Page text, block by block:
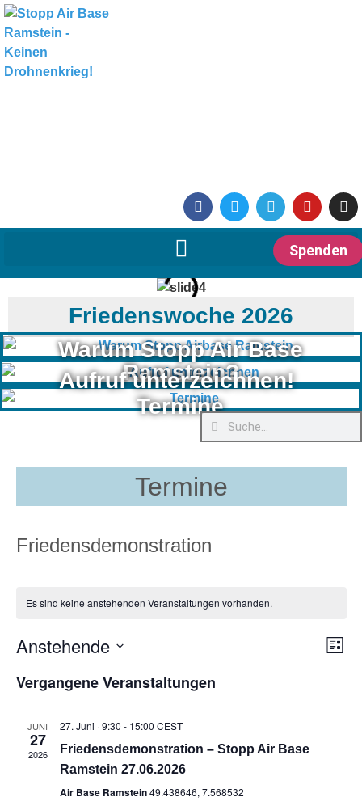
Spenden
Friedenswoche 2026
Warum Stopp Air Base
Ramstein?
Aufruf unterzeichnen!
Termine
Termine
Friedensdemonstration
Es sind keine anstehenden Veranstaltungen vorhanden.
Liste
Anstehende
wählen.
Vergangene Veranstaltungen
JUNI
27
2026
27. Juni · 9:30 - 15:00 CEST
Friedensdemonstration – Stopp Air Base
Ramstein 27.06.2026
Air Base Ramstein49.438646, 7.568532